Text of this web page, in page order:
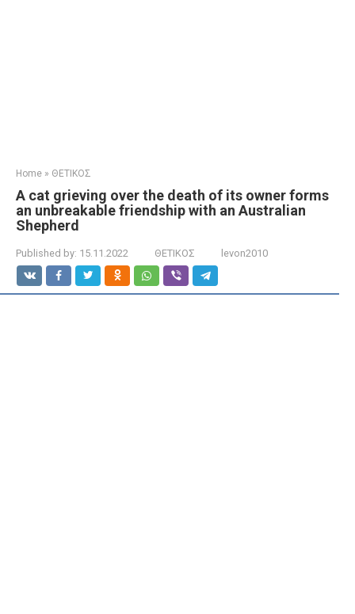
Home » ΘΕΤΙΚΟΣ
A cat grieving over the death of its owner forms
an unbreakable friendship with an Australian
Shepherd
Published by: 15.11.2022 ΘΕΤΙΚΟΣ levon2010